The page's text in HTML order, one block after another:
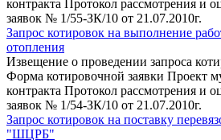
контракта Протокол рассмотрения и
заявок № 1/55-ЗК/10 от 21.07.2010г.
Запрос котировок на выполнение
отопления
Извещение о проведении запроса
Форма котировочной заявки Проект
контракта Протокол рассмотрения и
заявок № 1/54-ЗК/10 от 21.07.2010г.
Запрос котировок на поставку
"ШЦРБ"